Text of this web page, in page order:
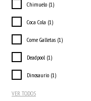
Chimuelo (1)
Coca Cola (1)
Come Galletas (1)
Deadpool (1)
Dinosaurio (1)
VER TODOS